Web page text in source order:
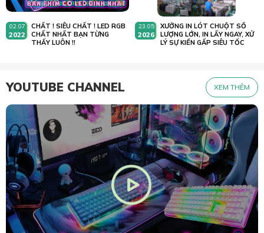
02.07
2022
CHẤT ! SIÊU CHẤT ! LED RGB
CHẤT NHẤT BẠN TỪNG
THẤY LUÔN !!
23.05
2026
XƯỞNG IN LÓT CHUỘT SỐ
LƯỢNG LỚN, IN LẤY NGAY, XỬ
LÝ SỰ KIẾN GẤP SIÊU TỐC
YOUTUBE CHANNEL XEM THÊM